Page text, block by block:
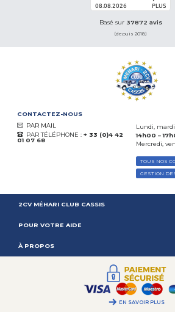
08.08.2026 PLUS
Basé sur 37872 avis
(depuis 2018)
CONTACTEZ-NOUS
PAR MAIL
PAR TÉLÉPHONE : + 33 (0)4 42
01 07 68
Lundi,
14h00 –
Mercredi,
TOUS NOS
GESTION
2CV MÉHARI CLUB CASSIS
POUR VOTRE AIDE
À PROPOS
EN SAVOIR PLUS